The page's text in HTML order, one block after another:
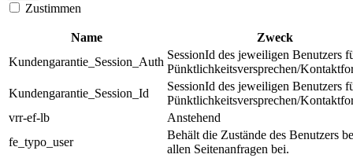
Zustimmen
Name
Zweck
Kundengarantie_Session_Auth
SessionId des jeweiligen Benutzers
Pünktlichkeitsversprechen/
Kundengarantie_Session_Id
SessionId des jeweiligen Benutzers
Pünktlichkeitsversprechen/
vrr-ef-lb
Anstehend
fe_typo_user
Behält die Zustände des Benutzers
allen Seitenanfragen bei.